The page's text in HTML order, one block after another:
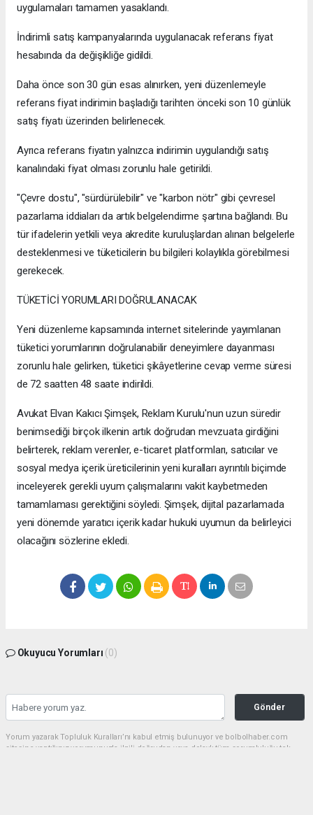
uygulamaları tamamen yasaklandı.
İndirimli satış kampanyalarında uygulanacak referans fiyat
hesabında da değişikliğe gidildi.
Daha önce son 30 gün esas alınırken, yeni düzenlemeyle
referans fiyat indirimin başladığı tarihten önceki son 10 günlük
satış fiyatı üzerinden belirlenecek.
Ayrıca referans fiyatın yalnızca indirimin uygulandığı satış
kanalındaki fiyat olması zorunlu hale getirildi.
"Çevre dostu", "sürdürülebilir" ve "karbon nötr" gibi çevresel
pazarlama iddiaları da artık belgelendirme şartına bağlandı. Bu
tür ifadelerin yetkili veya akredite kuruluşlardan alınan belgelerle
desteklenmesi ve tüketicilerin bu bilgileri kolaylıkla görebilmesi
gerekecek.
TÜKETİCİ YORUMLARI DOĞRULANACAK
Yeni düzenleme kapsamında internet sitelerinde yayımlanan
tüketici yorumlarının doğrulanabilir deneyimlere dayanması
zorunlu hale gelirken, tüketici şikâyetlerine cevap verme süresi
de 72 saatten 48 saate indirildi.
Avukat Elvan Kakıcı Şimşek, Reklam Kurulu'nun uzun süredir
benimsediği birçok ilkenin artık doğrudan mevzuata girdiğini
belirterek, reklam verenler, e-ticaret platformları, satıcılar ve
sosyal medya içerik üreticilerinin yeni kuralları ayrıntılı biçimde
inceleyerek gerekli uyum çalışmalarını vakit kaybetmeden
tamamlaması gerektiğini söyledi. Şimşek, dijital pazarlamada
yeni dönemde yaratıcı içerik kadar hukuki uyumun da belirleyici
olacağını sözlerine ekledi.
Okuyucu Yorumları (0)
Gönder
Yorum yazarak Topluluk Kuralları’nı kabul etmiş bulunuyor ve bolbolhaber.com
sitesine yaptığınız yorumunuzla ilgili doğrudan veya dolaylı tüm sorumluluğu tek